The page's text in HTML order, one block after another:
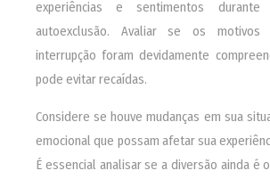
experiências e sentimentos
autoexclusão. Avaliar se os
interrupção foram devidamente
pode evitar recaídas.
Considere se houve mudanças em sua
emocional que possam afetar sua
É essencial analisar se a diversão ainda é